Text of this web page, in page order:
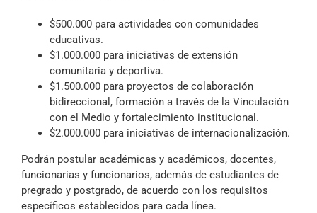
$500.000 para actividades con comunidades
educativas.
$1.000.000 para iniciativas de extensión
comunitaria y deportiva.
$1.500.000 para proyectos de colaboración
bidireccional, formación a través de la Vinculación
con el Medio y fortalecimiento institucional.
$2.000.000 para iniciativas de internacionalización.
Podrán postular académicas y académicos, docentes,
funcionarias y funcionarios, además de estudiantes de
pregrado y postgrado, de acuerdo con los requisitos
específicos establecidos para cada línea.